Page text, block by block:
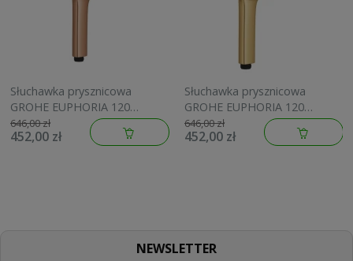
Słuchawka prysznicowa
GROHE EUPHORIA 120
brushed warm sunset
134883DL00
646,00 zł
452,00 zł
Słuchawka prysznicowa
GROHE EUPHORIA 120
brushed cool sunrise
134883GN00
646,00 zł
452,00 zł
NEWSLETTER